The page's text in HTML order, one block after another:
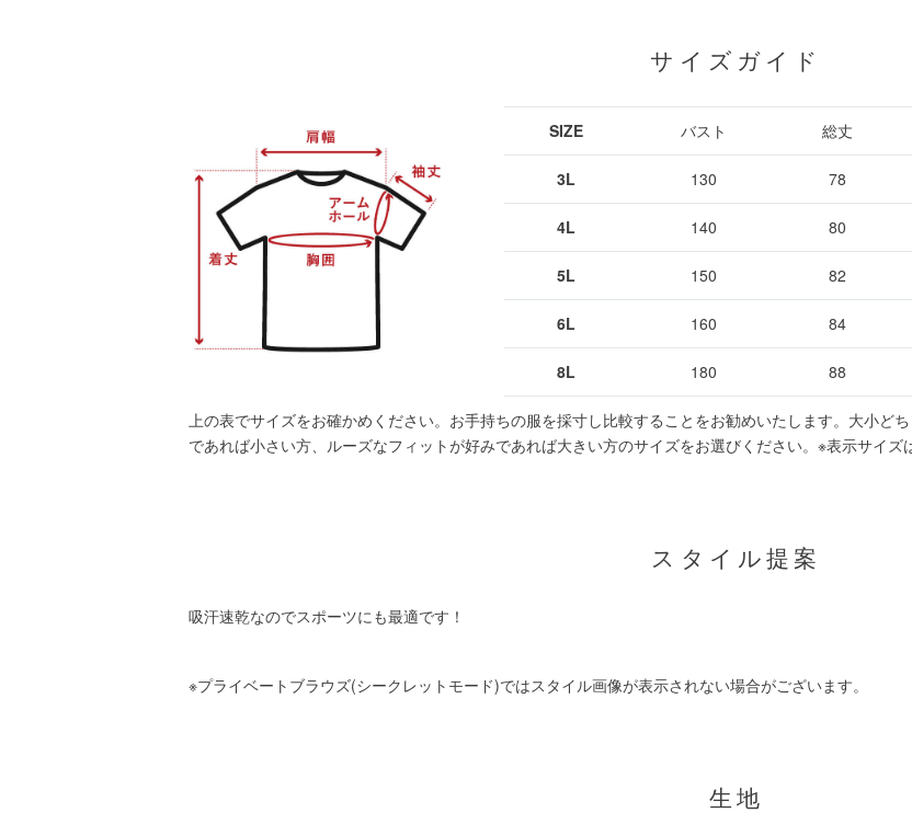
サイズガイド
SIZE バスト 総丈
3L 130 78
4L 140 80
5L 150 82
6L 160 84
8L 180 88
上の表でサイズをお確かめください。お手持ちの服を採寸し比較することをお勧めいたします。大小ど
であれば小さい方、ルーズなフィットが好みであれば大きい方のサイズをお選びください。 ※表示サイズ
スタイル提案
吸汗速乾なのでスポーツにも最適です！
※プライベートブラウズ(シークレットモード)ではスタイル画像が表示されない場合がございます。
生地